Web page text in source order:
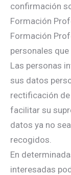
confirmación
Formación
Formación
personales
Las personas
sus datos
rectificación
facilitar su
datos ya no
recogidos.
En
interesadas